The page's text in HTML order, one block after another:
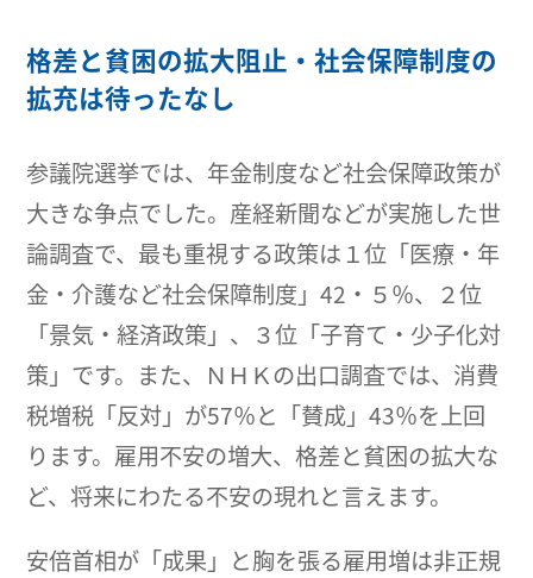
格差と貧困の拡大阻止・社会保障制度の
拡充は待ったなし
参議院選挙では、年金制度など社会保障政策が
大きな争点でした。産経新聞などが実施した世
論調査で、最も重視する政策は１位「医療・年
金・介護など社会保障制度」42・５％、２位
「景気・経済政策」、３位「子育て・少子化対
策」です。また、ＮＨＫの出口調査では、消費
税増税「反対」が57％と「賛成」43％を上回
ります。雇用不安の増大、格差と貧困の拡大な
ど、将来にわたる不安の現れと言えます。
安倍首相が「成果」と胸を張る雇用増は非正規